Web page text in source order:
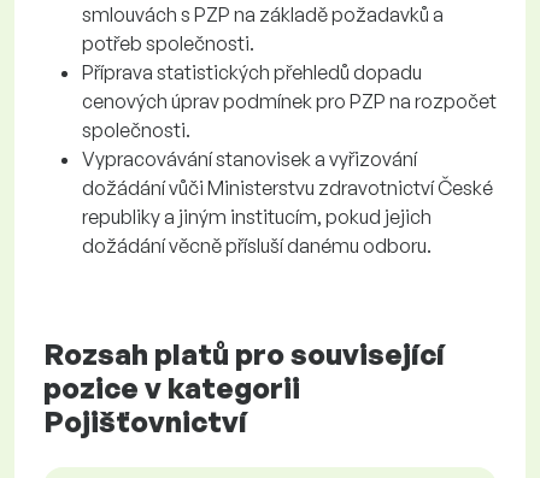
smlouvách s PZP na základě požadavků a
potřeb společnosti.
Příprava statistických přehledů dopadu
cenových úprav podmínek pro PZP na rozpočet
společnosti.
Vypracovávání stanovisek a vyřizování
dožádání vůči Ministerstvu zdravotnictví České
republiky a jiným institucím, pokud jejich
dožádání věcně přísluší danému odboru.
Rozsah platů pro související
pozice v kategorii
Pojišťovnictví